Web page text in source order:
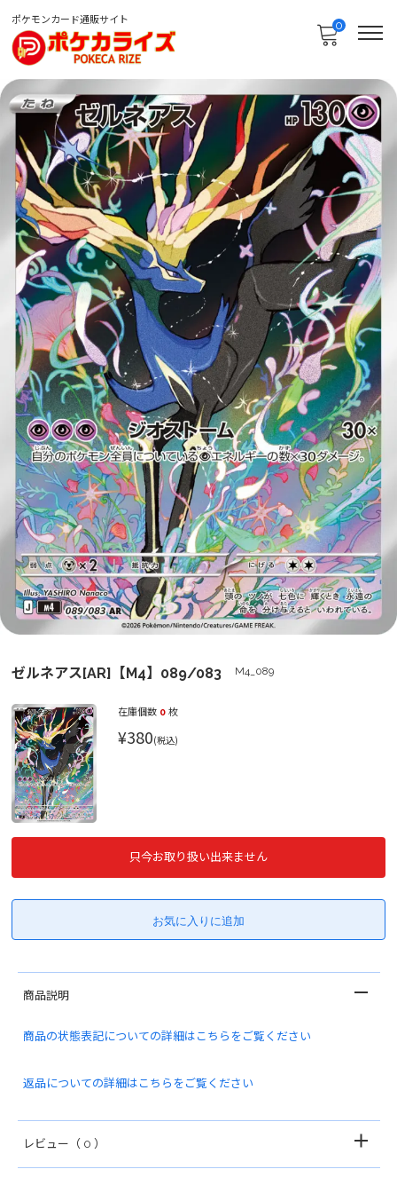
ポケモンカード通販サイト 0
ゼルネアス[AR]【M4】089/083 M4_089
在庫個数 0 枚
¥380(税込)
只今お取り扱い出来ません
商品説明
商品の状態表記についての詳細はこちらをご覧ください
返品についての詳細はこちらをご覧ください
レビュー （ 0 ）